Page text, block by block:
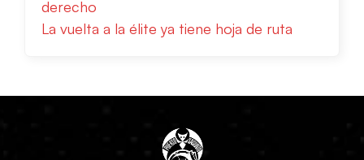
derecho
La vuelta a la élite ya tiene hoja de ruta